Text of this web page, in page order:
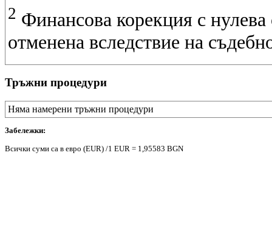
2 Финансова корекция с
отменена вследствие на
Тръжни процедури
Няма намерени тръжни процедури
Забележки:
Всички суми са в евро (EUR) /1 EUR = 1,95583 BGN